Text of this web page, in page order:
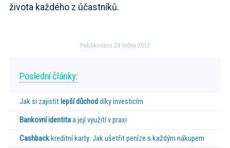
života každého z účastníků.
Publikováno 24 ledna 2012
Poslední články:
Jak si zajistit lepší důchoddíky investicím
Bankovní identitaa její využití v praxi
Cashbackkreditní karty: Jak ušetřit peníze s každým nákupem